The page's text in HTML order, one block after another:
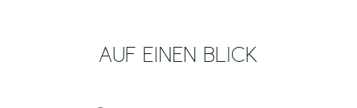
AUF EINEN BLICK